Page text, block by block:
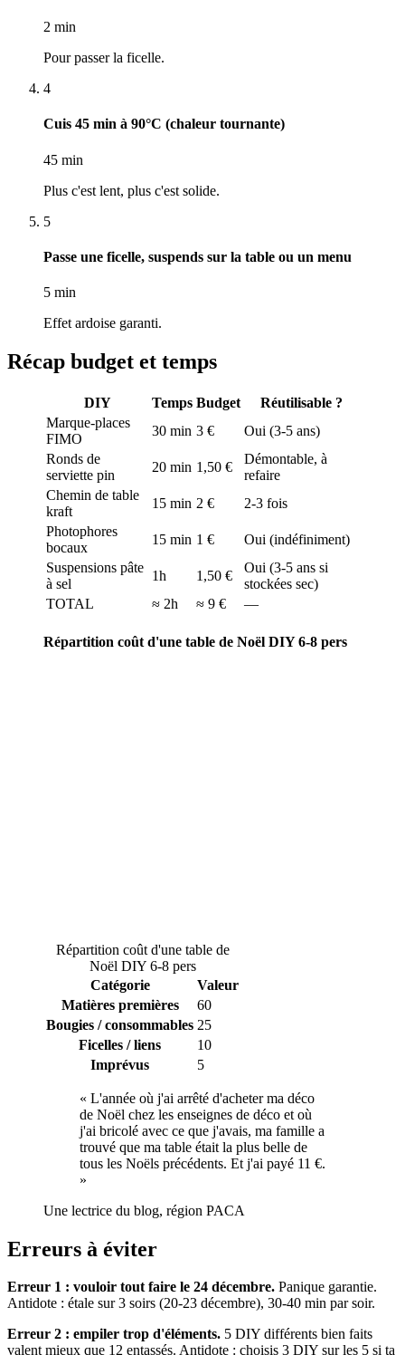
2 min
Pour passer la ficelle.
4
Cuis 45 min à 90°C (chaleur tournante)
45 min
Plus c'est lent, plus c'est solide.
5
Passe une ficelle, suspends sur la table ou un menu
5 min
Effet ardoise garanti.
Récap budget et temps
DIY Temps Budget
Réutilisable ?
Marque-places
FIMO
30 min 3 €
Oui (3-5 ans)
Ronds de
serviette pin
20 min 1,50 €
Démontable, à
refaire
Chemin de table
kraft
15 min 2 €
2-3 fois
Photophores
bocaux
15 min 1 €
Oui (indéfiniment)
Suspensions pâte
à sel
1h 1,50 €
Oui (3-5 ans si
stockées sec)
TOTAL
≈ 2h ≈ 9 € —
Répartition coût d'une table de Noël DIY 6-8 pers
Répartition coût d'une table de
Noël DIY 6-8 pers
Catégorie
Valeur
Matières premières
60
Bougies / consommables 25
Ficelles / liens
10
Imprévus
5
« L'année où j'ai arrêté d'acheter ma déco
de Noël chez les enseignes de déco et où
j'ai bricolé avec ce que j'avais, ma famille a
trouvé que ma table était la plus belle de
tous les Noëls précédents. Et j'ai payé 11 €.
»
Une lectrice du blog, région PACA
Erreurs à éviter
Erreur 1 : vouloir tout faire le 24 décembre. Panique garantie.
Antidote : étale sur 3 soirs (20-23 décembre), 30-40 min par soir.
Erreur 2 : empiler trop d'éléments. 5 DIY différents bien faits
valent mieux que 12 entassés. Antidote : choisis 3 DIY sur les 5 si ta